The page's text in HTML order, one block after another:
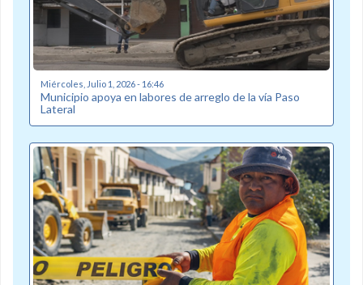
Miércoles, Julio 1, 2026 - 16:46
Municipio apoya en labores de arreglo de la vía Paso
Lateral